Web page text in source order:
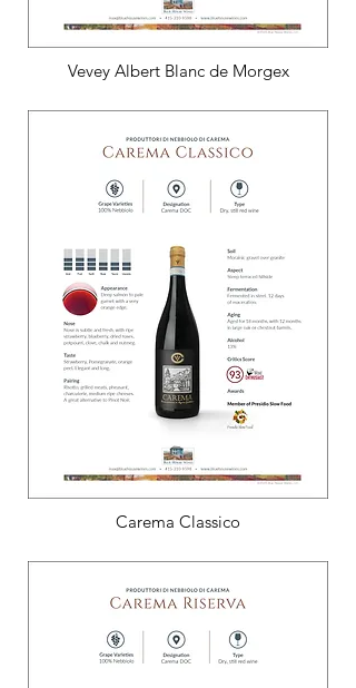
Vevey Albert Blanc de Morgex
Carema Classico